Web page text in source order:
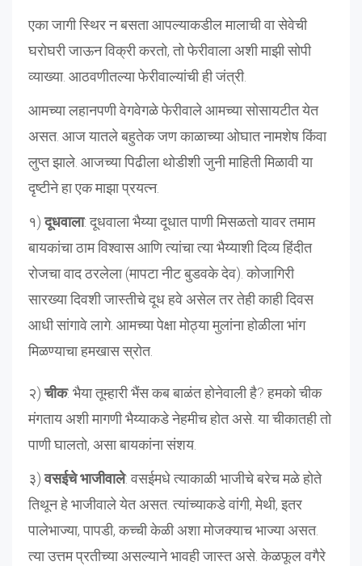
एका जागी स्थिर न बसता आपल्याकडील मालाची वा सेवेची
घरोघरी जाऊन विक्री करतो, तो फेरीवाला अशी माझी सोपी
व्याख्या. आठवणीतल्या फेरीवाल्यांची ही जंत्री.
आमच्या लहानपणी वेगवेगळे फेरीवाले आमच्या सोसायटीत येत
असत. आज यातले बहुतेक जण काळाच्या ओघात नामशेष किंवा
लुप्त झाले. आजच्या पिढीला थोडीशी जुनी माहिती मिळावी या
दृष्टीने हा एक माझा प्रयत्न.
१)दूधवाला: दूधवाला भैय्या दूधात पाणी मिसळतो यावर तमाम
बायकांचा ठाम विश्वास आणि त्यांचा त्या भैय्याशी दिव्य हिंदीत
रोजचा वाद ठरलेला (मापटा नीट बुडवके देव). कोजागिरी
सारख्या दिवशी जास्तीचे दूध हवे असेल तर तेही काही दिवस
आधी सांगावे लागे. आमच्या पेक्षा मोठ्या मुलांना होळीला भांग
मिळण्याचा हमखास स्रोत.
२)चीक: भैया तूम्हारी भैंस कब बाळंत होनेवाली है? हमको चीक
मंगताय अशी मागणी भैय्याकडे नेहमीच होत असे. या चीकातही तो
पाणी घालतो, असा बायकांना संशय.
३)वसईचे भाजीवाले: वसईमधे त्याकाळी भाजीचे बरेच मळे होते
तिथून हे भाजीवाले येत असत. त्यांच्याकडे वांगी, मेथी, इतर
पालेभाज्या, पापडी, कच्ची केळी अशा मोजक्याच भाज्या असत.
त्या उत्तम प्रतीच्या असल्याने भावही जास्त असे. केळफूल वगैरे